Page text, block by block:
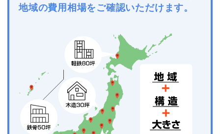
地域の費用相場をご確認いただけます。